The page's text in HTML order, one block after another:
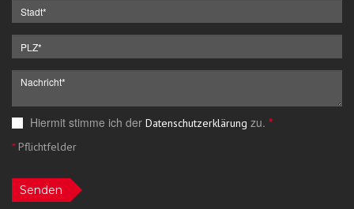
Hiermit stimme ich der Datenschutzerklärung zu. *
*Pflichtfelder
Senden